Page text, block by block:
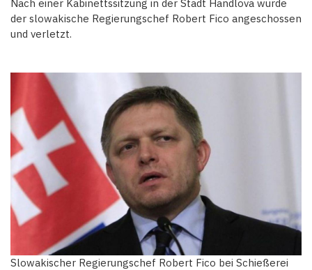
Nach einer Kabinettssitzung in der Stadt Handlova wurde
der slowakische Regierungschef Robert Fico angeschossen
und verletzt.
Slowakischer Regierungschef Robert Fico bei Schießerei